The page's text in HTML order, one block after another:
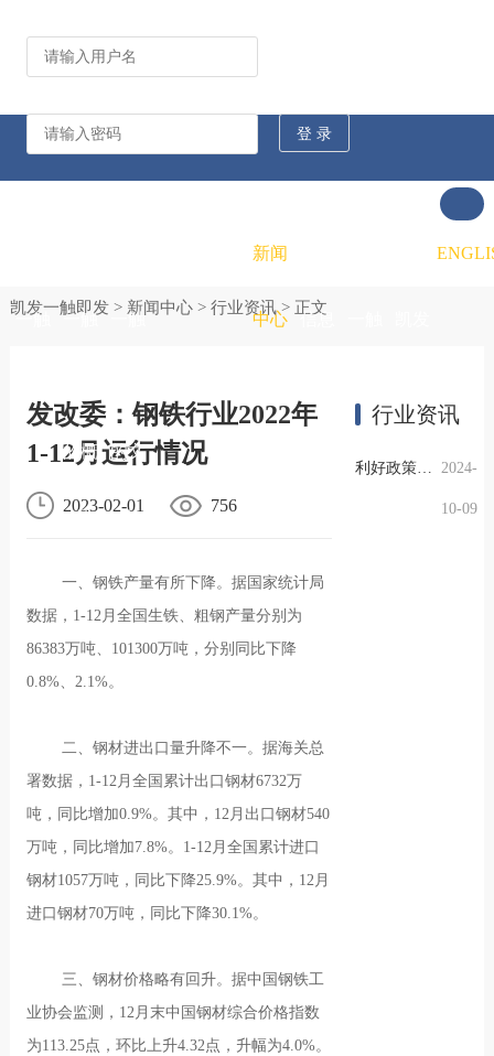
一触 一触
的概
况
一触
的文
化
新闻
中心 信息
凯发一触即发> 新闻中心> 行业资讯> 正文
发改委：钢铁行业2022年
1-12月运行情况
2023-02-01 756
一、钢铁产量有所下降。据国家统计局
数据，1-12月全国生铁、粗钢产量分别为
86383万吨、101300万吨，分别同比下降
0.8%、2.1%。
二、钢材进出口量升降不一。据海关总
署数据，1-12月全国累计出口钢材6732万
吨，同比增加0.9%。其中，12月出口钢材540
万吨，同比增加7.8%。1-12月全国累计进口
钢材1057万吨，同比下降25.9%。其中，12月
进口钢材70万吨，同比下降30.1%。
三、钢材价格略有回升。据中国钢铁工
业协会监测，12月末中国钢材综合价格指数
为113.25点，环比上升4.32点，升幅为4.0%。
行业资讯
利好政策提振钢市信心，四季度行业需求或小幅上升 2024-
10-09